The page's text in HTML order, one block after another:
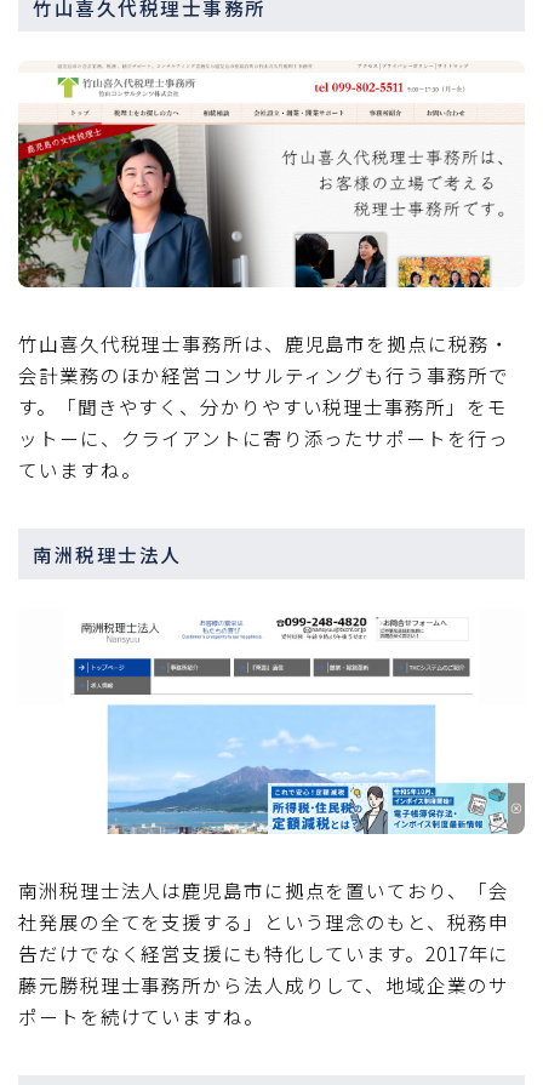
竹山喜久代税理士事務所
竹山喜久代税理士事務所は、鹿児島市を拠点に税務・
会計業務のほか経営コンサルティングも行う事務所で
す。「聞きやすく、分かりやすい税理士事務所」をモ
ットーに、クライアントに寄り添ったサポートを行っ
ていますね。
南洲税理士法人
南洲税理士法人は鹿児島市に拠点を置いており、「会
社発展の全てを支援する」という理念のもと、税務申
告だけでなく経営支援にも特化しています。2017年に
藤元勝税理士事務所から法人成りして、地域企業のサ
ポートを続けていますね。